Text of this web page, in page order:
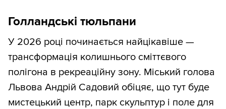
Голландські тюльпани
У 2026 році починається найцікавіше —
трансформація колишнього сміттєвого
полігона в рекреаційну зону. Міський голова
Львова Андрій Садовий обіцяє, що тут буде
мистецький центр, парк скульптур і поле для